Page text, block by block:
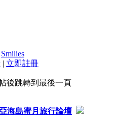
Smilies
| 立即註冊
後跳轉到最後一頁
海島蜜月旅行論壇